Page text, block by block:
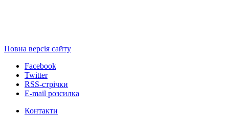
Повна версія сайту
Facebook
Twitter
RSS-стрічки
E-mail розсилка
Контакти